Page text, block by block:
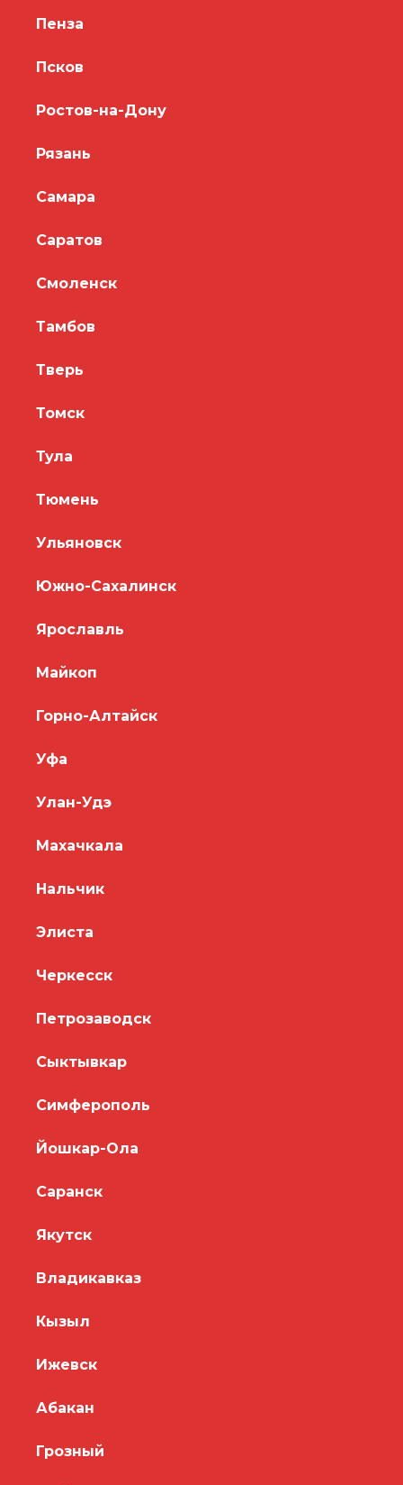
Пенза
Псков
Ростов-на-Дону
Рязань
Самара
Саратов
Смоленск
Тамбов
Тверь
Томск
Тула
Тюмень
Ульяновск
Южно-Сахалинск
Ярославль
Майкоп
Горно-Алтайск
Уфа
Улан-Удэ
Махачкала
Нальчик
Элиста
Черкесск
Петрозаводск
Сыктывкар
Симферополь
Йошкар-Ола
Саранск
Якутск
Владикавказ
Кызыл
Ижевск
Абакан
Грозный